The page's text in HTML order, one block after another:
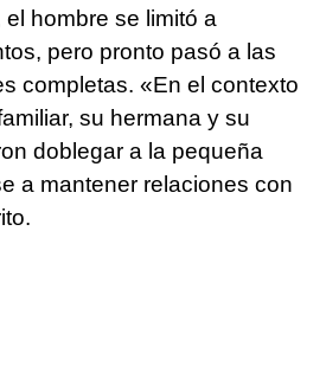
hombre se limitó a
pero pronto pasó a las
completas. «En el contexto
su hermana y su
doblegar a la pequeña
a mantener relaciones con